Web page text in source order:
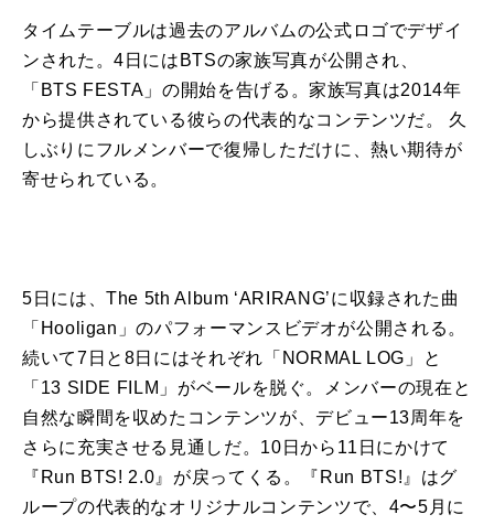
タイム テーブルは過去のアルバムの公式ロゴでデザイ
ンされた。4日には BTSの家族写真が公開 され、
「 BTS FESTA 」の開始を告げる。家族写真は2014年
から提供されている彼らの代表的なコンテンツだ。 久
しぶりにフルメンバーで復帰しただけに、熱い期待が
寄せられている。
5日には、The 5th Album ‘ARIRANG’に収録された曲
「Hooligan」のパフォーマンスビデオが公開 される。
続いて7日と8日にはそれぞれ「NORMAL LOG」と
「 13 SIDE FILM」がベールを脱ぐ。メンバーの現在と
自然な瞬間を収めたコンテンツが、 デビュー13周年を
さらに充実させる見通しだ。10日から11日にかけて
『Run BTS! 2.0』が戻ってくる。『Run BTS!』はグ
ループの代表的なオリジナルコンテンツで、4〜5月に